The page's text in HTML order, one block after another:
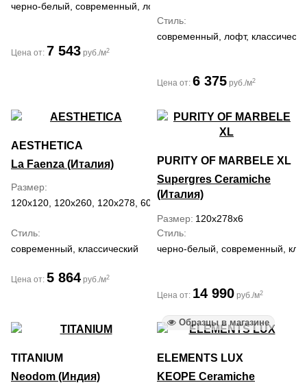
черно-белый, современный, лофт, классический
Цена от: 7 543 руб./м2
Стиль
современный, лофт,
Цена от: 6 375 руб./м2
AESTHETICA
La Faenza (Италия)
Размер
120x120, 120x260, 120x278, 60x120
Стиль
современный, классический
Цена от: 5 864 руб./м2
PURITY OF MARBELE XL
Supergres Ceramiche
(Италия)
Размер 120x278x6
Стиль
черно-белый, современный,
Цена от: 14 990 руб./м2
TITANIUM
Neodom (Индия)
Образцы в магазине
ELEMENTS LUX
KEOPE Ceramiche